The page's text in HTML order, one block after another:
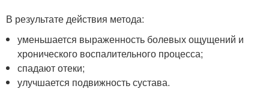
В результате действия метода:
уменьшается выраженность болевых ощущений и
хронического воспалительного процесса;
спадают отеки;
улучшается подвижность сустава.